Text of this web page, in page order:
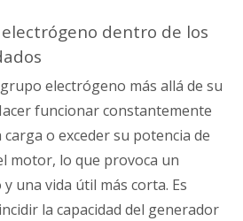
dentro de los
electrógeno más allá de su
funcionar constantemente
o exceder su potencia de
motor, lo que provoca un
una vida útil más corta. Es
la capacidad del generador